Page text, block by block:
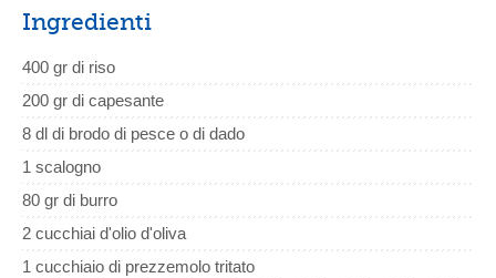
Ingredienti
400 gr di riso
200 gr di capesante
8 dl di brodo di pesce o di dado
1 scalogno
80 gr di burro
2 cucchiai d'olio d'oliva
1 cucchiaio di prezzemolo tritato